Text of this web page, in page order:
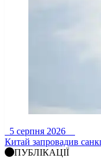
5 серпня 2026
Китай запровадив
ПУБЛІКАЦІЇ